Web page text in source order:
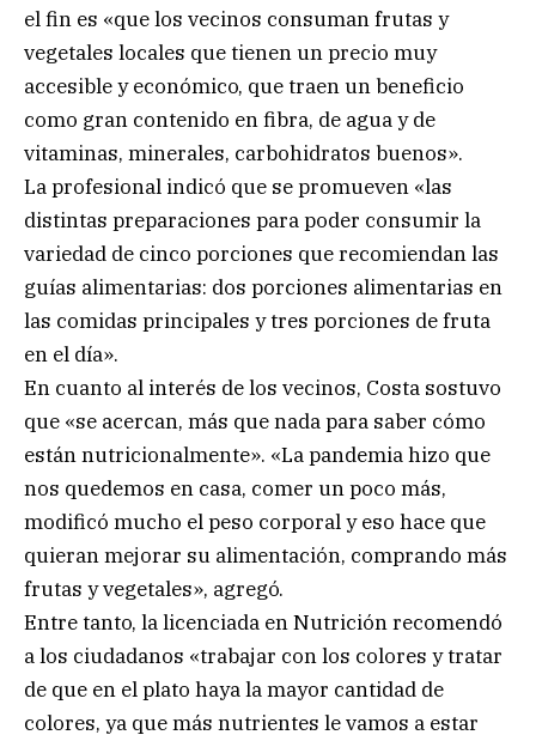
el fin es «que los vecinos consuman frutas y
vegetales locales que tienen un precio muy
accesible y económico, que traen un beneficio
como gran contenido en fibra, de agua y de
vitaminas, minerales, carbohidratos buenos».
La profesional indicó que se promueven «las
distintas preparaciones para poder consumir la
variedad de cinco porciones que recomiendan las
guías alimentarias: dos porciones alimentarias en
las comidas principales y tres porciones de fruta
en el día».
En cuanto al interés de los vecinos, Costa sostuvo
que «se acercan, más que nada para saber cómo
están nutricionalmente». «La pandemia hizo que
nos quedemos en casa, comer un poco más,
modificó mucho el peso corporal y eso hace que
quieran mejorar su alimentación, comprando más
frutas y vegetales», agregó.
Entre tanto, la licenciada en Nutrición recomendó
a los ciudadanos «trabajar con los colores y tratar
de que en el plato haya la mayor cantidad de
colores, ya que más nutrientes le vamos a estar